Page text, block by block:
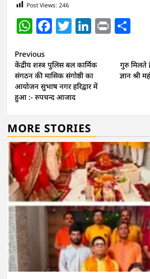
Post Views: 246
WhatsApp
Facebook
Twitter
LinkedIn
Print
Continue
Reading
Previous
केंद्रीय शस्त्र पुलिस बल कार्मिक
संगठन की मासिक संगोष्ठी का
आयोजन सुभाष नगर हरिद्वार में
हुआ :- रुपचन्द आजाद
गुरु मिलते
ज्ञान श्री
MORE STORIES